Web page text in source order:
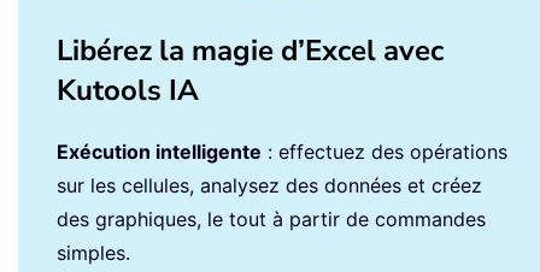
Libérez la magie d’Excel avec
Kutools IA
Exécution intelligente : effectuez des opérations
sur les cellules, analysez des données et créez
des graphiques, le tout à partir de commandes
simples.